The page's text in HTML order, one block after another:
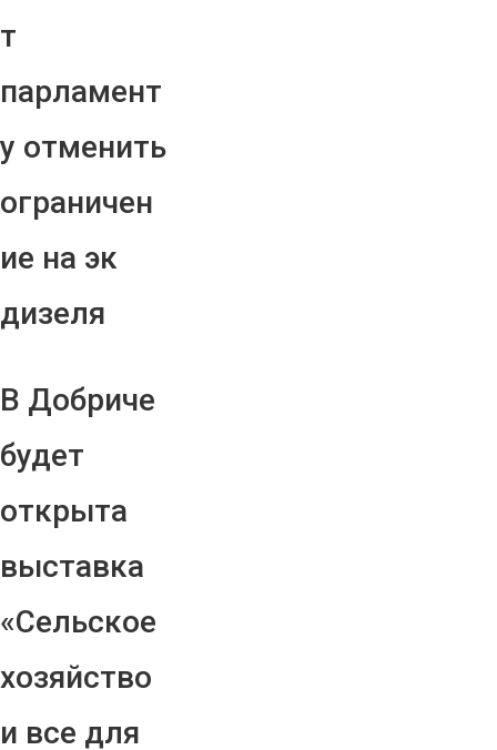
т
парламент
у отменить
ограничен
ие на эк
дизеля
В Добриче
будет
открыта
выставка
«Сельское
хозяйство
и все для